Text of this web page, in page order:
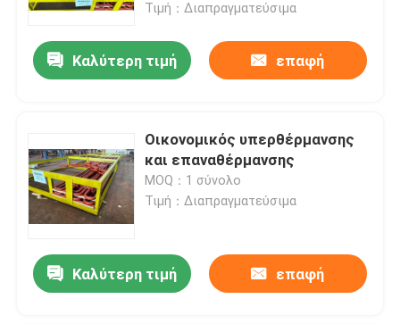
Τιμή：Διαπραγματεύσιμα
Καλύτερη τιμή επαφή
Οικονομικός υπερθέρμανσης
και επαναθέρμανσης
MOQ：1 σύνολο
Τιμή：Διαπραγματεύσιμα
Καλύτερη τιμή επαφή